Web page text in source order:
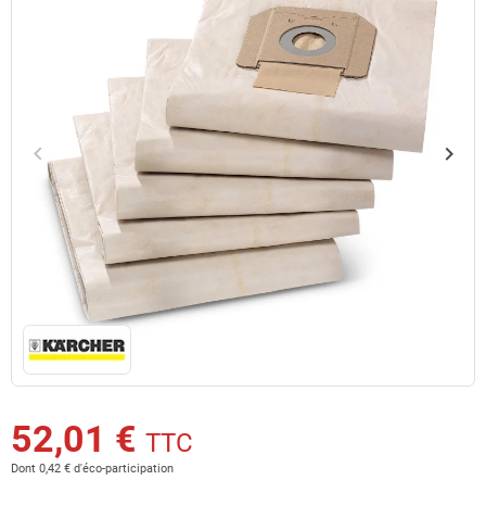
Précédent
keyboard_arrow_left keyboard_arrow_right
52,01 € TTC
Dont 0,42 € d'éco-participation